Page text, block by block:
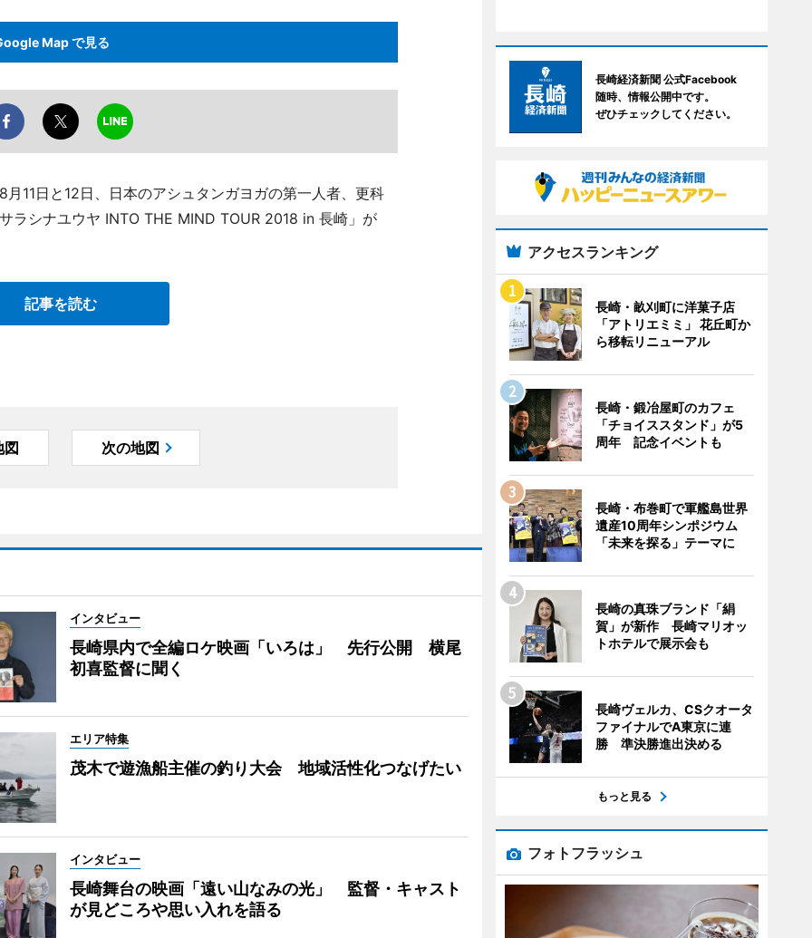
Map で見る
11日と12日、日本のアシュタンガヨガの第一人者、更科
ラシナユウヤ INTO THE MIND TOUR 2018 in 長崎」が
記事を読む
図 次の地図
インタビュー
長崎県内で全編ロケ映画「いろは」 先行公開 横尾
初喜監督に聞く
エリア特集
茂木で遊漁船主催の釣り大会 地域活性化つなげたい
インタビュー
長崎舞台の映画「遠い山なみの光」 監督・キャスト
が見どころや思い入れを語る
長崎経済新聞 公式Facebook
随時、情報公開中です。
ぜひチェックしてください。
アクセスランキング
長崎・畝刈町に洋菓子店
「アトリエミミ」 花丘町か
ら移転リニューアル
長崎・鍛冶屋町のカフェ
「チョイススタンド」が5
周年 記念イベントも
長崎・布巻町で軍艦島世界
遺産10周年シンポジウム
「未来を探る」テーマに
長崎の真珠ブランド「絹
賀」が新作 長崎マリオッ
トホテルで展示会も
長崎ヴェルカ、CSクオータ
ファイナルでA東京に連
勝 準決勝進出決める
もっと見る
フォトフラッシュ